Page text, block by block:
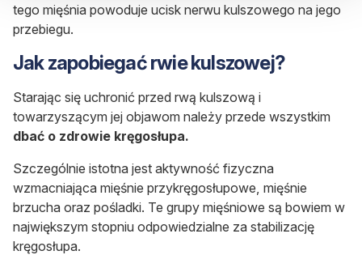
tego mięśnia powoduje ucisk nerwu kulszowego na jego
przebiegu.
Jak zapobiegać rwie kulszowej?
Starając się uchronić przed rwą kulszową i
towarzyszącym jej objawom należy przede wszystkim
dbać o zdrowie kręgosłupa.
Szczególnie istotna jest aktywność fizyczna
wzmacniająca mięśnie przykręgosłupowe, mięśnie
brzucha oraz pośladki. Te grupy mięśniowe są bowiem w
największym stopniu odpowiedzialne za stabilizację
kręgosłupa.